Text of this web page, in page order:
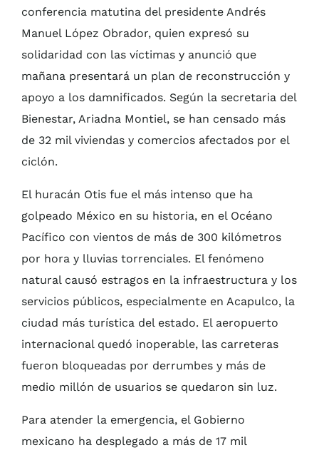
conferencia matutina del presidente Andrés
Manuel López Obrador, quien expresó su
solidaridad con las víctimas y anunció que
mañana presentará un plan de reconstrucción y
apoyo a los damnificados. Según la secretaria del
Bienestar, Ariadna Montiel, se han censado más
de 32 mil viviendas y comercios afectados por el
ciclón.
El huracán Otis fue el más intenso que ha
golpeado México en su historia, en el Océano
Pacífico con vientos de más de 300 kilómetros
por hora y lluvias torrenciales. El fenómeno
natural causó estragos en la infraestructura y los
servicios públicos, especialmente en Acapulco, la
ciudad más turística del estado. El aeropuerto
internacional quedó inoperable, las carreteras
fueron bloqueadas por derrumbes y más de
medio millón de usuarios se quedaron sin luz.
Para atender la emergencia, el Gobierno
mexicano ha desplegado a más de 17 mil